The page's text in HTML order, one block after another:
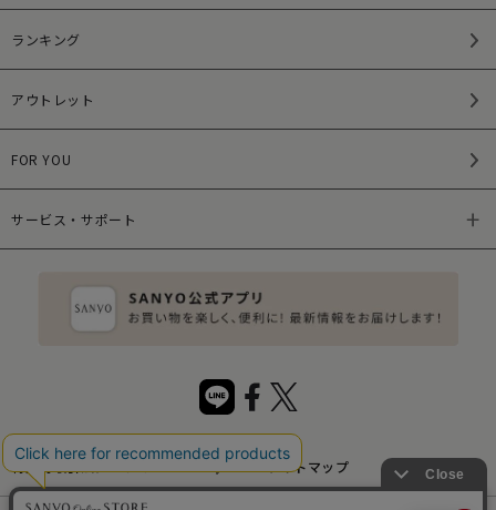
ランキング
アウトレット
FOR YOU
サービス・サポート
特定商取引法について サイトマップ